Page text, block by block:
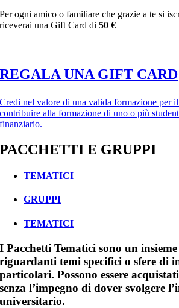
Per ogni amico o familiare che grazie a te si
riceverai una Gift Card di50 €
REGALA UNA GIFT CARD
Credi nel valore di una valida formazione per
contribuire alla formazione di uno o più
finanziario.
PACCHETTI E GRUPPI
TEMATICI
GRUPPI
TEMATICI
I Pacchetti Tematici sono un
riguardanti temi specifici o sfere di
particolari. Possono essere
senza l’impegno di dover svolgere
universitario.